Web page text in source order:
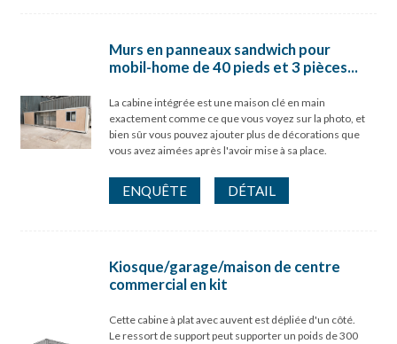
Murs en panneaux sandwich pour
mobil-home de 40 pieds et 3 pièces...
La cabine intégrée est une maison clé en main
exactement comme ce que vous voyez sur la photo, et
bien sûr vous pouvez ajouter plus de décorations que
vous avez aimées après l'avoir mise à sa place.
ENQUÊTE DÉTAIL
Kiosque/garage/maison de centre
commercial en kit
Cette cabine à plat avec auvent est dépliée d'un côté.
Le ressort de support peut supporter un poids de 300